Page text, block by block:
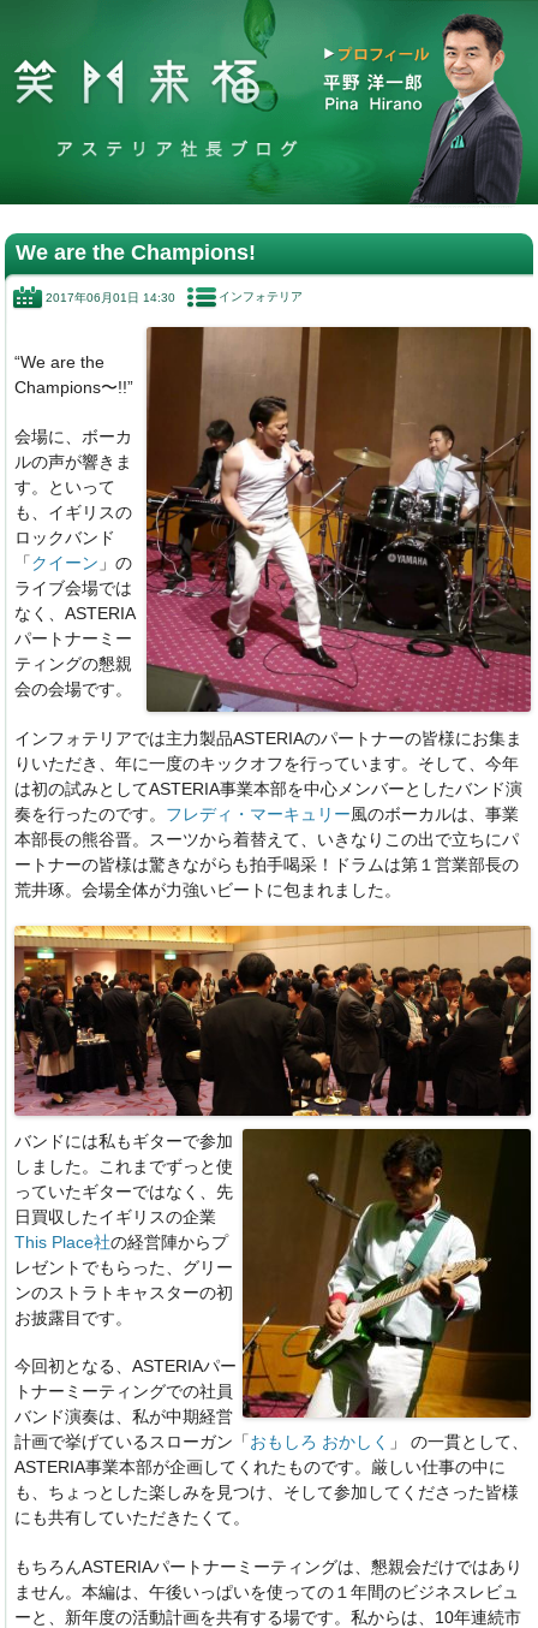
We are the Champions!
2017年06月01日 14:30 インフォテリア
“We are the
Champions〜!!”
会場に、ボーカ
ルの声が響きま
す。といって
も、イギリスの
ロックバンド
「クイーン 」の
ライブ会場では
なく、ASTERIA
パートナーミー
ティングの懇親
会の会場です。
インフォテリアでは主力製品ASTERIAのパートナーの皆様にお集ま
りいただき、年に一度のキックオフを行っています。そして、今年
は初の試みとしてASTERIA事業本部を中心メンバーとしたバンド演
奏を行ったのです。 フレディ・マーキュリー風のボーカルは、事業
本部長の熊谷晋。スーツから着替えて、いきなりこの出で立ちにパ
ートナーの皆様は驚きながらも拍手喝采！ドラムは第１営業部長の
荒井琢。会場全体が力強いビートに包まれました。
バンドには私もギターで参加
しました。これまでずっと使
っていたギターではなく、先
日買収したイギリスの企業
This Place社の経営陣からプ
レゼントでもらった、グリー
ンのストラトキャスターの初
お披露目です。
今回初となる、ASTERIAパー
トナーミーティングでの社員
バンド演奏は、私が中期経営
計画で挙げているスローガン「おもしろ おかしく
」 の一貫として、
ASTERIA事業本部が企画してくれたものです。厳しい仕事の中に
も、ちょっとした楽しみを見つけ、そして参加してくださった皆様
にも共有していただきたくて。
もちろんASTERIAパートナーミーティングは、懇親会だけではあり
ません。本編は、午後いっぱいを使っての１年間のビジネスレビュ
ーと、新年度の活動計画を共有する場です。私からは、10年連続市